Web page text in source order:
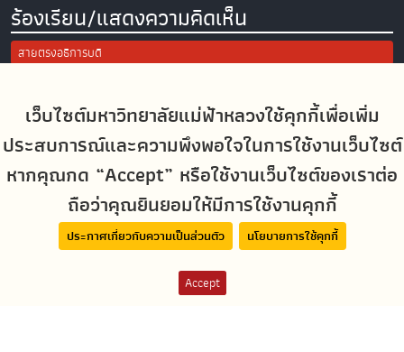
เว็บไซต์มหาวิทยาลัยแม่ฟ้าหลวงใช้คุกกี้เพื่อเพิ่ม
ประสบการณ์และความพึงพอใจในการใช้งานเว็บไซต์
หากคุณกด “Accept” หรือใช้งานเว็บไซต์ของเราต่อ
ถือว่าคุณยินยอมให้มีการใช้งานคุกกี้
ประกาศเกี่ยวกับความเป็นส่วนตัว นโยบายการใช้คุกกี้
Accept
ร้องเรียน/แสดงความคิดเห็น
สายตรงอธิการบดี
ประเมินความพึงพอใจในการใช้งานเว็บไซต์ มฟล.
Site Map
Social Media